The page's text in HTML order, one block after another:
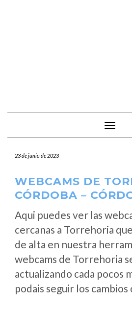
23 de junio de 2023
WEBCAMS DE
CÓRDOBA –
Aqui puedes ver las
cercanas a Torrehoria
de alta en nuestra
webcams de Torrehoria
actualizando cada pocos
podais seguir los